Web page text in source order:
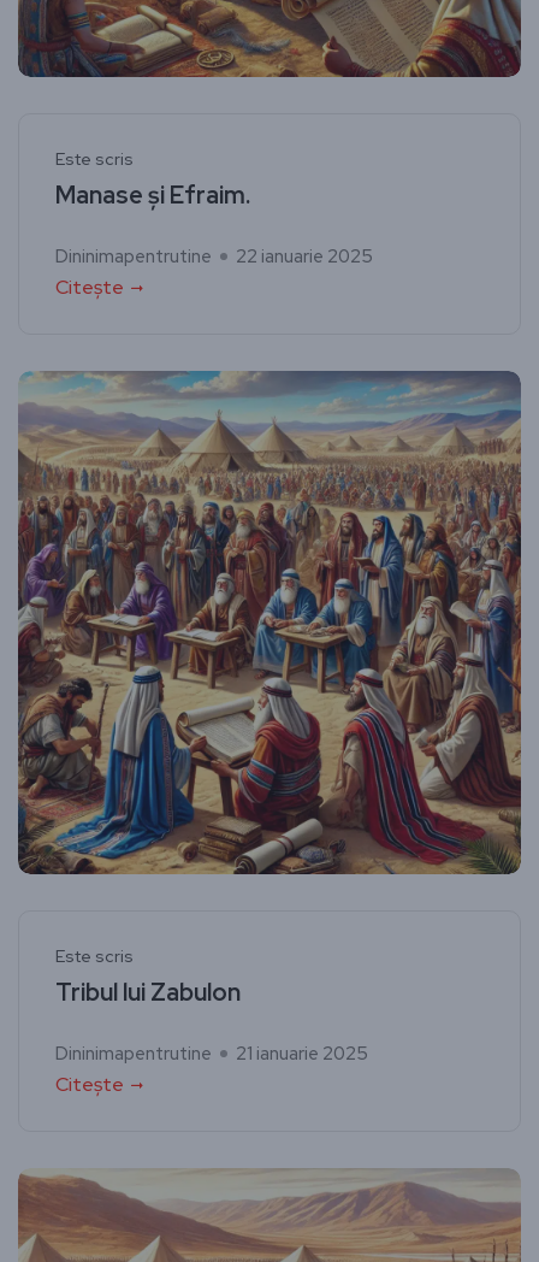
Este scris
Manase și Efraim.
Dininimapentrutine 22 ianuarie 2025
Citește
Este scris
Tribul lui Zabulon
Dininimapentrutine 21 ianuarie 2025
Citește